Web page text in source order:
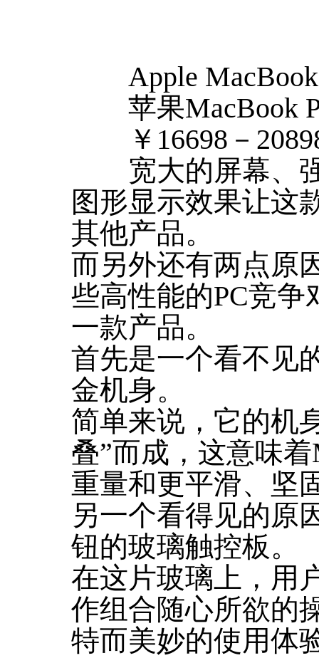
Apple MacBook
苹果MacBook
￥16698－
宽大的屏幕、强
图形显示效果让这
其他产品。
而另外还有两点原
些高性能的PC竞
一款产品。
首先是一个看不
金机身。
简单来说，它的机
叠”而成，这意味
重量和更平滑、坚
另一个看得见的原
钮的玻璃触控板。
在这片玻璃上，用
作组合随心所欲的
特而美妙的使用体